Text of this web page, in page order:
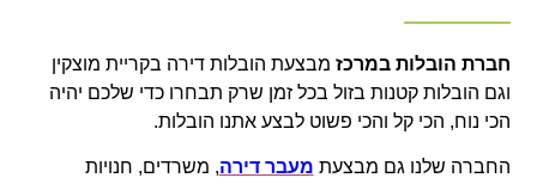
חברת הובלות במרכז מבצעת הובלות דירה בקריית מוצקין
וגם הובלות קטנות בזול בכל זמן שרק תבחרו כדי שלכם יהיה
הכי נוח, הכי קל והכי פשוט לבצע אתנו הובלות.
החברה שלנו גם מבצעת מעבר דירה, משרדים, חנויות